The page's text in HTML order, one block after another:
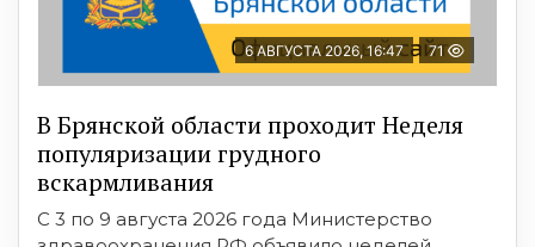
6 АВГУСТА 2026, 16:47 71
В Брянской области проходит Неделя
популяризации грудного
вскармливания
С 3 по 9 августа 2026 года Министерство